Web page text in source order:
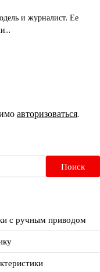
и журналист. Ее
авторизоваться.
Поиск
с ручным приводом